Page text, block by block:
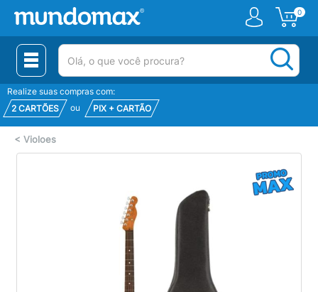
0
(pesquisar)
Realize suas compras com:
2 CARTÕES
ou PIX + CARTÃO
< Violoes